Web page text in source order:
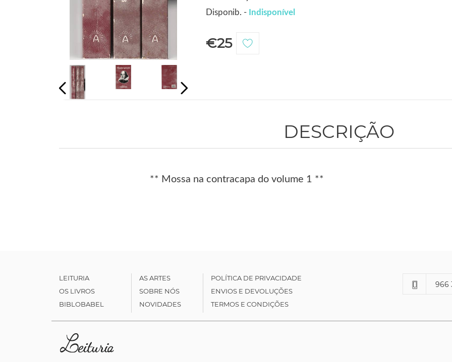
Disponib. - Indisponível
€25
DESCRIÇÃO
** Mossa na contracapa do volume 1 **
LEITURIA
OS LIVROS
BIBLOBABEL
AS ARTES
SOBRE NÓS
NOVIDADES
POLÍTICA DE PRIVACIDADE
ENVIOS E DEVOLUÇÕES
TERMOS E CONDIÇÕES
966